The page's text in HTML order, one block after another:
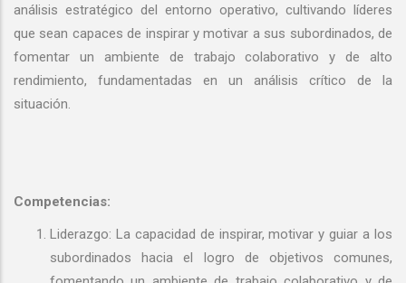
análisis estratégico del entorno operativo, cultivando líderes
que sean capaces de inspirar y motivar a sus subordinados, de
fomentar un ambiente de trabajo colaborativo y de alto
rendimiento, fundamentadas en un análisis crítico de la
situación. ​
Competencias:
Liderazgo: La capacidad de inspirar, motivar y guiar a los
subordinados hacia el logro de objetivos comunes,